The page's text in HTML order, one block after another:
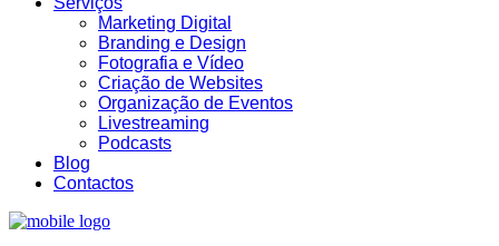
Marketing Digital
Branding e Design
Fotografia e Vídeo
Criação de Websites
Organização de Eventos
Livestreaming
Podcasts
Blog
Contactos
17:07